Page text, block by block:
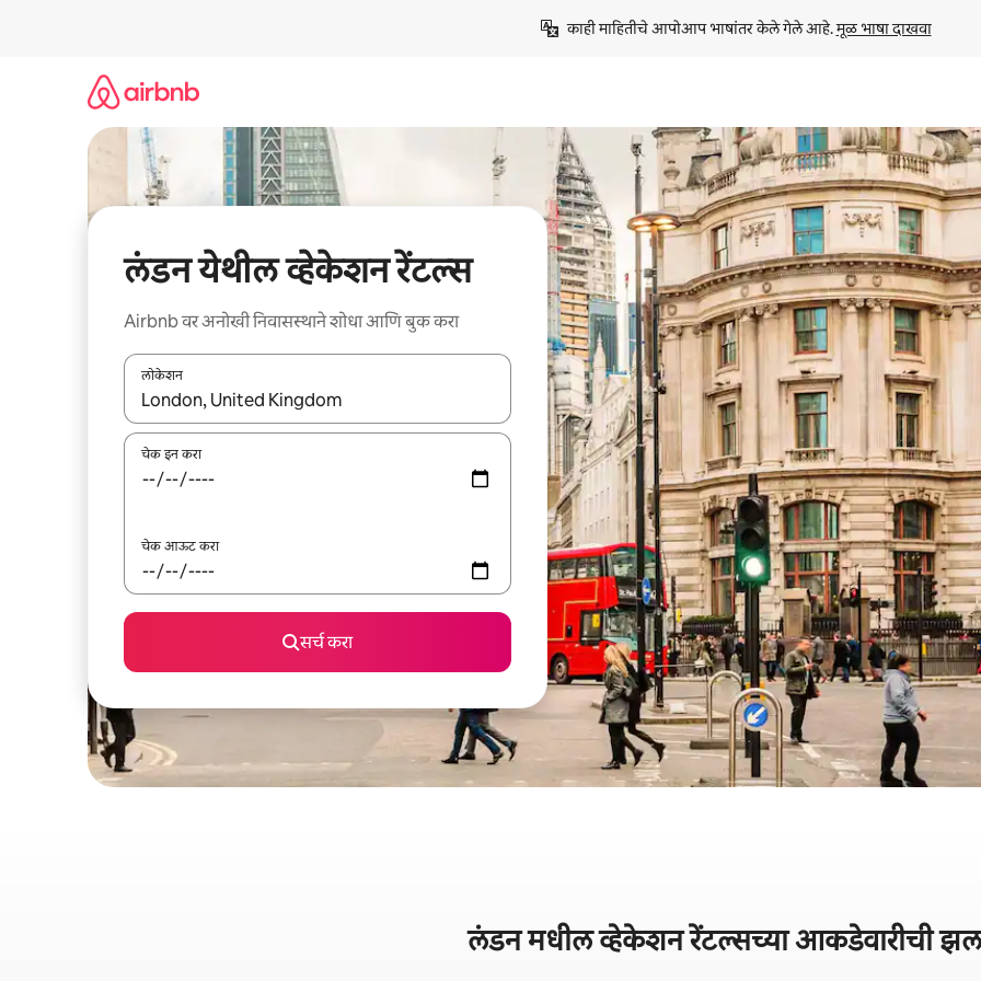
काही माहितीचे आपोआप भाषांतर केले गेले आहे. मूळ भाषा दाखवा
लंडन येथील व्हेकेशन रेंटल्स
Airbnb वर अनोखी निवासस्थाने शोधा आणि बुक करा
लोकेशन
जेव्हा परिणाम उपलब्ध असतील, तेव्हा वरच्या आणि खाली बाणांच्या किजसह नेव्हिगेट करा किंवा स्पर्शाने स्वाइप जेश्चर्स वापरून एक्सप्लोर करा.
चेक इन करा
चेक आऊट करा
सर्च करा
लंडन मधील व्हेकेशन रेंटल्सच्या आकडेवारीची